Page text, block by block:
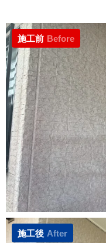
施工前 Before
施工後 After